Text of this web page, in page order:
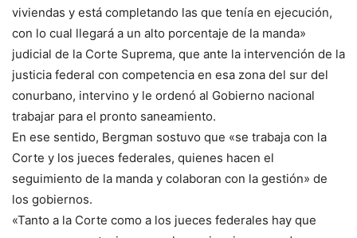
viviendas y está completando las que tenía en ejecución,
con lo cual llegará a un alto porcentaje de la manda»
judicial de la Corte Suprema, que ante la intervención de la
justicia federal con competencia en esa zona del sur del
conurbano, intervino y le ordenó al Gobierno nacional
trabajar para el pronto saneamiento.
En ese sentido, Bergman sostuvo que «se trabaja con la
Corte y los jueces federales, quienes hacen el
seguimiento de la manda y colaboran con la gestión» de
los gobiernos.
«Tanto a la Corte como a los jueces federales hay que